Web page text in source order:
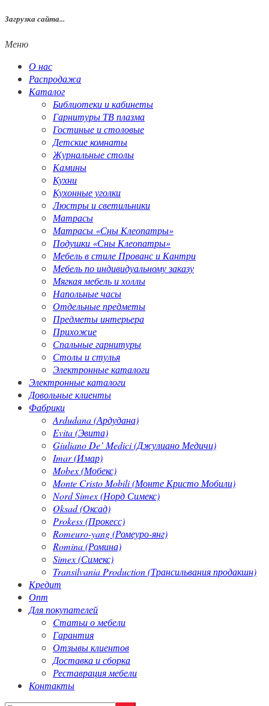
Загрузка сайта...
Меню
О нас
Распродажа
Каталог
Библиотеки и кабинеты
Гарнитуры ТВ плазма
Гостиные и столовые
Детские комнаты
Журнальные столы
Камины
Кухни
Кухонные уголки
Люстры и светильники
Матрасы
Матрасы «Сны Клеопатры»
Подушки «Сны Клеопатры»
Мебель в стиле Прованс и Кантри
Мебель по индивидуальному заказу
Мягкая мебель и холлы
Напольные часы
Отдельные предметы
Предметы интерьера
Прихожие
Спальные гарнитуры
Столы и стулья
Электронные каталоги
Электронные каталоги
Довольные клиенты
Фабрики
Ardudana (Ардудана)
Evita (Эвита)
Giuliano De’ Medici (Джулиано Медичи)
Imar (Имар)
Mobex (Мобекс)
Monte Cristo Mobili (Монте Кристо Мобили)
Nord Simex (Норд Симекс)
Oksad (Оксад)
Prokess (Прокесс)
Romeuro-yang (Ромеуро-янг)
Romina (Ромина)
Simex (Симекс)
Transilvania Production (Трансильвания продакшн)
Кредит
Опт
Для покупателей
Cтатьи о мебели
Гарантия
Отзывы клиентов
Доставка и сборка
Реставрация мебели
Контакты